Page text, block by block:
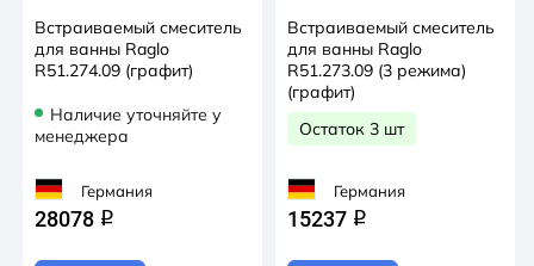
Встраиваемый смеситель
для ванны Raglo
R51.274.09 (графит)
Наличие уточняйте у
менеджера
Германия
28078 q
Встраиваемый смеситель
для ванны Raglo
R51.273.09 (3 режима)
(графит)
Остаток 3 шт
Германия
15237 q